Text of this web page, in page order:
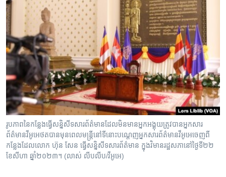
រូបភាពនៃកន្លែងធ្វើសន្និសីទសារព័ត៌មានដែលមិនមានអ្នកអង្គុយត្រូវបាន​អ្នកសារ
ព័ត៌មាន​វីអូអេថតបានមុនពេលមន្ត្រីនៅទីនោះបណ្តេញអ្នកសារព័ត៌មាន​វីអូអេ​ចេញពី
កន្លែងដែលលោក ហ៊ុន សែន ធ្វើសន្និសីទសារព័ត៌មាន ក្នុងវិមានរដ្ឋសភា​នៅថ្ងៃទី២២
ខែសីហា ឆ្នាំ២០២៣។ (លាស់ លីបលីប/វីអូអេ)